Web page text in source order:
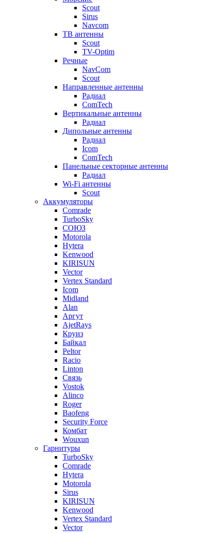
Scout
Sirus
Navcom
ТВ антенны
Scout
TV-Optim
Речные
NavCom
Scout
Направленные антенны
Радиал
ComTech
Вертикальные антенны
Радиал
Дипольные антенны
Радиал
Icom
ComTech
Панельные секторные антенны
Радиал
Wi-Fi антенны
Scout
Аккумуляторы
Comrade
TurboSky
СОЮЗ
Motorola
Hytera
Kenwood
KIRISUN
Vector
Vertex Standard
Icom
Midland
Alan
Аргут
AjetRays
Круиз
Байкал
Peltor
Racio
Linton
Связь
Vostok
Alinco
Roger
Baofeng
Security Force
Комбат
Wouxun
Гарнитуры
TurboSky
Comrade
Hytera
Motorola
Sirus
KIRISUN
Kenwood
Vertex Standard
Vector